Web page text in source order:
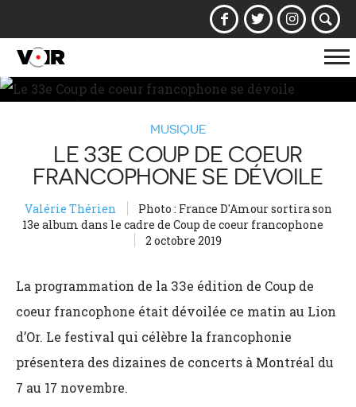
la
MUSIQUE
LE 33E COUP DE COEUR
FRANCOPHONE SE DÉVOILE
Valérie Thérien
Photo : France D'Amour sortira son
13e album dans le cadre de Coup de coeur francophone
2 octobre 2019
La programmation de la 33e édition de Coup de
coeur francophone était dévoilée ce matin au Lion
d’Or. Le festival qui célèbre la francophonie
présentera des dizaines de concerts à Montréal du
7 au 17 novembre.